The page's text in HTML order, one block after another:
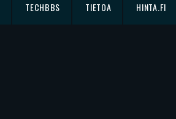
TECHBBS TIETOA HINTA.FI